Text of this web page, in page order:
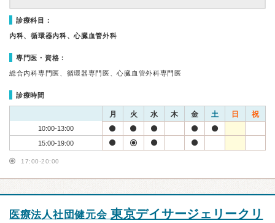
診療科目：
内科、循環器内科、心臓血管外科
専門医・資格：
総合内科専門医、循環器専門医、心臓血管外科専門医
診療時間
月 火 水 木 金 土 日 祝
10:00-13:00
15:00-19:00
17:00-20:00
医療法人社団健元会 東京デイサージェリークリ